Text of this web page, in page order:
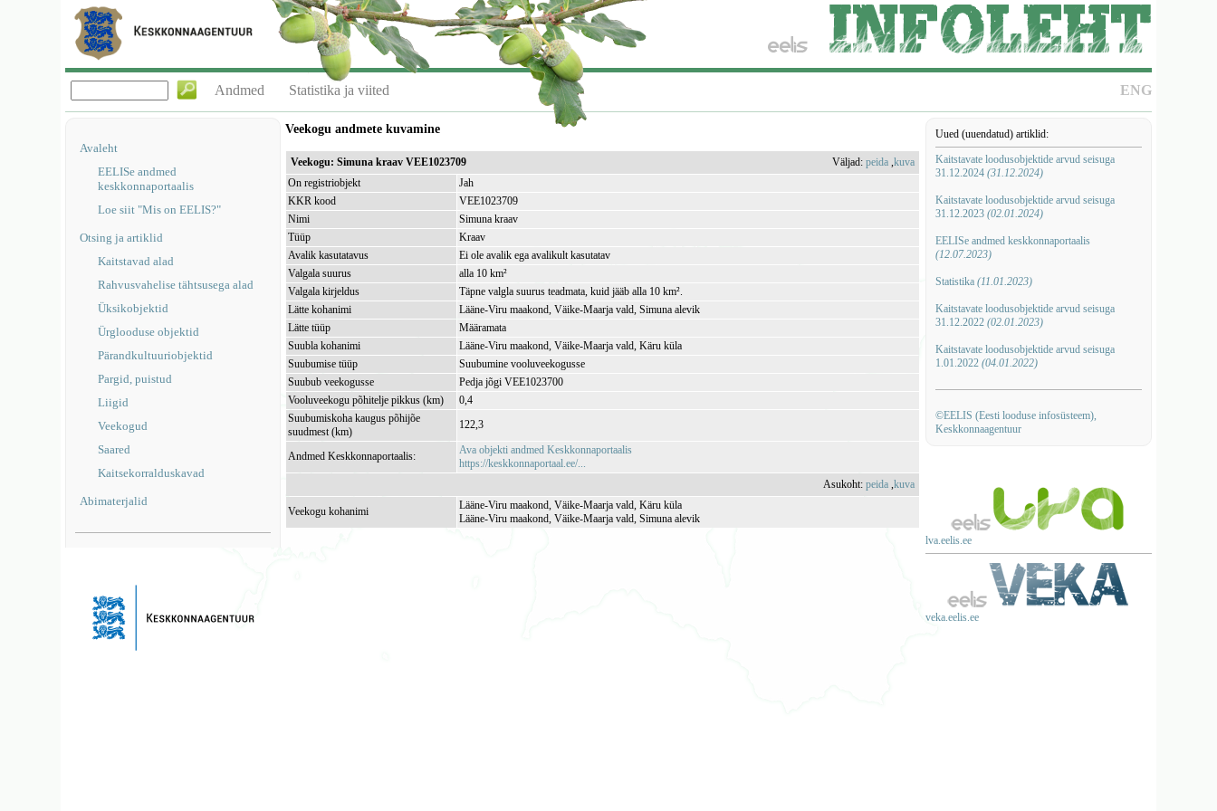
ENG
Andmed Statistika ja viited
Avaleht
EELISe andmed
keskkonnaportaalis
Loe siit "Mis on EELIS?"
Otsing ja artiklid
Kaitstavad alad
Rahvusvahelise tähtsusega alad
Üksikobjektid
Ürglooduse objektid
Pärandkultuuriobjektid
Pargid, puistud
Liigid
Veekogud
Saared
Kaitsekorralduskavad
Abimaterjalid
Uued (uuendatud) artiklid:
Kaitstavate loodusobjektide arvud seisuga
31.12.2024 (31.12.2024)
Kaitstavate loodusobjektide arvud seisuga
31.12.2023 (02.01.2024)
EELISe andmed keskkonnaportaalis
(12.07.2023)
Statistika (11.01.2023)
Kaitstavate loodusobjektide arvud seisuga
31.12.2022 (02.01.2023)
Kaitstavate loodusobjektide arvud seisuga
1.01.2022 (04.01.2022)
©EELIS (Eesti looduse infosüsteem),
Keskkonnaagentuur
lva.eelis.ee
veka.eelis.ee
Veekogu andmete kuvamine
Veekogu: Simuna kraav VEE1023709 Väljad:peida ,kuva
On registriobjekt
Jah
KKR kood
VEE1023709
Nimi
Simuna kraav
Tüüp
Kraav
Avalik kasutatavus
Ei ole avalik ega avalikult kasutatav
Valgala suurus
alla 10 km²
Valgala kirjeldus
Täpne valgla suurus teadmata, kuid jääb alla 10 km².
Lätte kohanimi
Lääne-Viru maakond, Väike-Maarja vald, Simuna alevik
Lätte tüüp
Määramata
Suubla kohanimi
Lääne-Viru maakond, Väike-Maarja vald, Käru küla
Suubumise tüüp
Suubumine vooluveekogusse
Suubub veekogusse
Pedja jõgi VEE1023700
Vooluveekogu põhitelje pikkus (km)
0,4
Suubumiskoha kaugus põhijõe
suudmest (km)
122,3
Andmed Keskkonnaportaalis:
Ava objekti andmed Keskkonnaportaalis
https://keskkonnaportaal.ee/...
Asukoht:peida ,kuva
Veekogu kohanimi
Lääne-Viru maakond, Väike-Maarja vald, Käru küla
Lääne-Viru maakond, Väike-Maarja vald, Simuna alevik